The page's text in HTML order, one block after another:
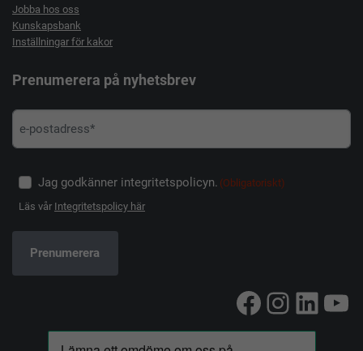
Jobba hos oss
Kunskapsbank
Inställningar för kakor
Prenumerera på nyhetsbrev
Jag godkänner integritetspolicyn. (Obligatoriskt)
Läs vår Integritetspolicy här
Facebook